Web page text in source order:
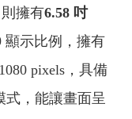
則擁有6.58 吋
顯示比例，擁有
pixels，具備
式，能讓畫面呈